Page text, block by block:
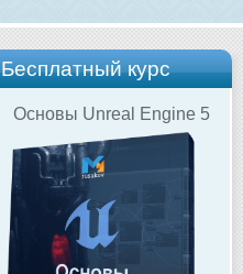
Бесплатный курс
Основы Unreal Engine 5